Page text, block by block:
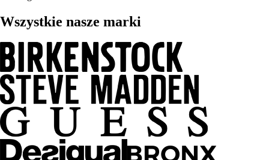
Wszystkie nasze marki